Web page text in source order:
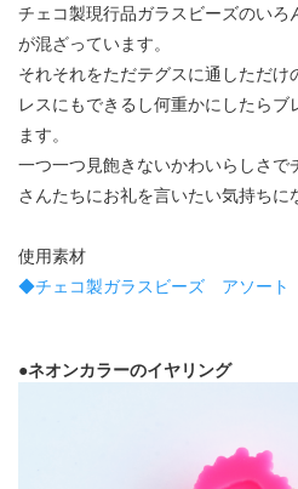
チェコ製現行品ガラスビーズのいろ
が混ざっています。
それそれをただテグスに通しただけ
レスにもできるし何重かにしたらブ
ます。
一つ一つ見飽きないかわいらしさで
さんたちにお礼を言いたい気持ちに
使用素材
◆チェコ製ガラスビーズ アソート
●ネオンカラーのイヤリング